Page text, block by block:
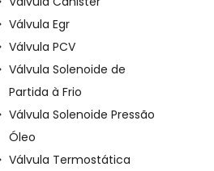
Válvula Egr
Válvula PCV
Válvula Solenoide de
Partida à Frio
Válvula Solenoide Pressão
Óleo
Válvula Termostática